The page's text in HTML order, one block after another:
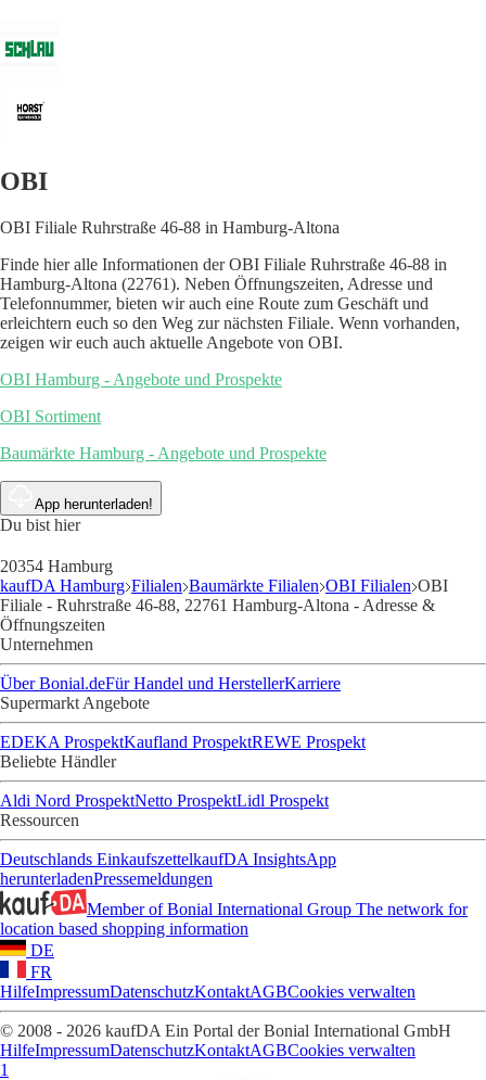
OBI
OBI Filiale Ruhrstraße 46-88 in Hamburg-Altona
Finde hier alle Informationen der OBI Filiale Ruhrstraße 46-88 in
Hamburg-Altona (22761). Neben Öffnungszeiten, Adresse und
Telefonnummer, bieten wir auch eine Route zum Geschäft und
erleichtern euch so den Weg zur nächsten Filiale. Wenn vorhanden,
zeigen wir euch auch aktuelle Angebote von OBI.
OBI Hamburg - Angebote und Prospekte
OBI Sortiment
Baumärkte Hamburg - Angebote und Prospekte
App herunterladen!
Du bist hier
20354 Hamburg
kaufDA Hamburg Filialen Baumärkte Filialen OBI Filialen OBI
Filiale - Ruhrstraße 46-88, 22761 Hamburg-Altona - Adresse &
Öffnungszeiten
Unternehmen
Über Bonial.deFür Handel und HerstellerKarriere
Supermarkt Angebote
EDEKA ProspektKaufland ProspektREWE Prospekt
Beliebte Händler
Aldi Nord ProspektNetto ProspektLidl Prospekt
Ressourcen
Deutschlands EinkaufszettelkaufDA InsightsApp
herunterladenPressemeldungen
Member of Bonial International Group The network for
location based shopping information
DE
FR
HilfeImpressumDatenschutzKontaktAGBCookies verwalten
© 2008 - 2026 kaufDA Ein Portal der Bonial International GmbH
HilfeImpressumDatenschutzKontaktAGBCookies verwalten
1